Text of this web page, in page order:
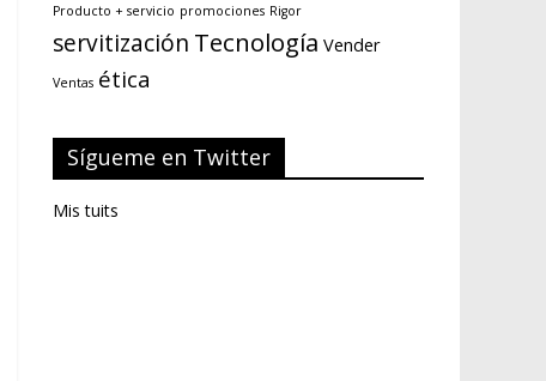
Producto + servicio promociones Rigor
servitización Tecnología Vender
Ventas ética
Sígueme en Twitter
Mis tuits